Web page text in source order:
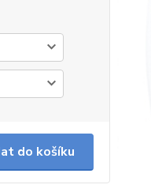
do košíku